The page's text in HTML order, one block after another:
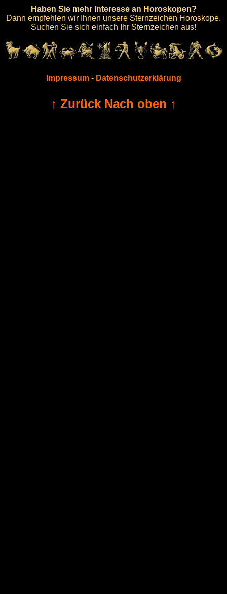
Haben Sie mehr Interesse an Horoskopen?
Dann empfehlen wir Ihnen unsere Sternzeichen Horoskope.
Suchen Sie sich einfach Ihr Sternzeichen aus!
Impressum- Datenschutzerklärung
↑ Zurück Nach oben ↑